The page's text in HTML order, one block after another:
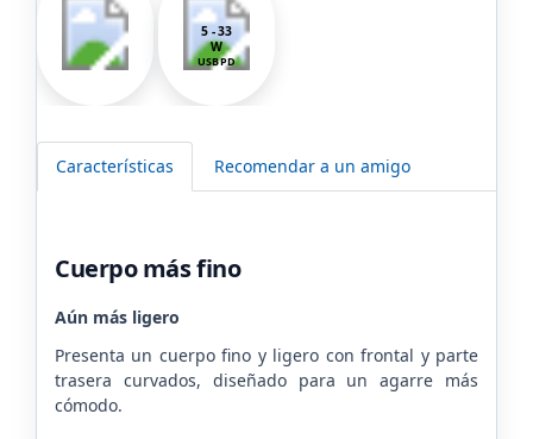
5 - 33
W
USB PD
Características Recomendar a un amigo
Cuerpo más fino
Aún más ligero
Presenta un cuerpo fino y ligero con frontal y parte
trasera curvados, diseñado para un agarre más
cómodo.